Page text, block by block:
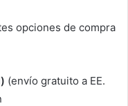
opciones de compra
(envío gratuito a EE.